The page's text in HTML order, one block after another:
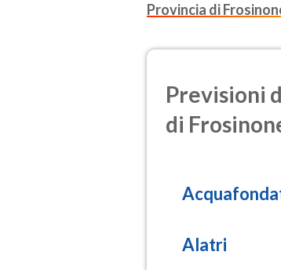
Provincia di
Previsioni
di
Alatri